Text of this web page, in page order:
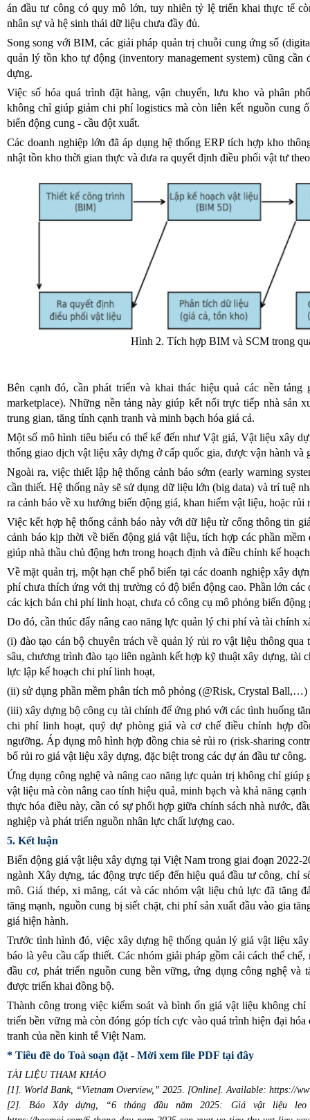
án đầu tư công có quy mô lớn, tuy nhiên tỷ lệ triển khai thực tế
nhân sự và hệ sinh thái dữ liệu chưa đầy đủ.
Song song với BIM, các giải pháp quản trị chuỗi cung ứng số
quản lý tồn kho tự động (inventory management system) cũng
dựng.
Việc số hóa quá trình đặt hàng, vận chuyển, lưu kho và phân
không chỉ giúp giảm chi phí logistics mà còn liên kết nguồn cung
biến động cung - cầu đột xuất.
Các doanh nghiệp lớn đã áp dụng hệ thống ERP tích hợp kho
nhật tồn kho thời gian thực và đưa ra quyết định điều phối vật tư
Hình 2. Tích hợp BIM và SCM trong
Bên cạnh đó, cần phát triển và khai thác hiệu quả các nền
marketplace). Những nền tảng này giúp kết nối trực tiếp nhà sản
trung gian, tăng tính cạnh tranh và minh bạch hóa giá cả.
Một số mô hình tiêu biểu có thể kể đến như Vật giá, Vật liệu xây
thống giao dịch vật liệu xây dựng ở cấp quốc gia, được vận hành và
Ngoài ra, việc thiết lập hệ thống cảnh báo sớm (early warning
cần thiết. Hệ thống này sẽ sử dụng dữ liệu lớn (big data) và trí tuệ
ra cảnh báo về xu hướng biến động giá, khan hiếm vật liệu, hoặc
Việc kết hợp hệ thống cảnh báo này với dữ liệu từ cổng thông tin
cảnh báo kịp thời về biến động giá vật liệu, tích hợp các phần
giúp nhà thầu chủ động hơn trong hoạch định và điều chỉnh kế
Về mặt quản trị, một hạn chế phổ biến tại các doanh nghiệp xây
phí chưa thích ứng với thị trường có độ biến động cao. Phần lớn
các kịch bản chi phí linh hoạt, chưa có công cụ mô phỏng biến
Do đó, cần thúc đẩy nâng cao năng lực quản lý chi phí và tài chính
(i) đào tạo cán bộ chuyên trách về quản lý rủi ro vật liệu thông qua
sâu, chương trình đào tạo liên ngành kết hợp kỹ thuật xây dựng, tài
lực lập kế hoạch chi phí linh hoạt,
(ii) sử dụng phần mềm phân tích mô phỏng (@Risk, Crystal Ball,…)
(iii) xây dựng bộ công cụ tài chính để ứng phó với các tình huống
chi phí linh hoạt, quỹ dự phòng giá và cơ chế điều chỉnh hợp
ngưỡng. Áp dụng mô hình hợp đồng chia sẻ rủi ro (risk-sharing
bổ rủi ro giá vật liệu xây dựng, đặc biệt trong các dự án đầu tư công.
Ứng dụng công nghệ và nâng cao năng lực quản trị không chỉ giúp
vật liệu mà còn nâng cao tính hiệu quả, minh bạch và khả năng
thực hóa điều này, cần có sự phối hợp giữa chính sách nhà nước,
nghiệp và phát triển nguồn nhân lực chất lượng cao.
5. Kết luận
Biến động giá vật liệu xây dựng tại Việt Nam trong giai đoạn 2022-
ngành Xây dựng, tác động trực tiếp đến hiệu quả đầu tư công, chỉ
mô. Giá thép, xi măng, cát và các nhóm vật liệu chủ lực đã tăng
tăng mạnh, nguồn cung bị siết chặt, chi phí sản xuất đầu vào gia
giá hiện hành.
Trước tình hình đó, việc xây dựng hệ thống quản lý giá vật liệu
báo là yêu cầu cấp thiết. Các nhóm giải pháp gồm cải cách thể
đầu cơ, phát triển nguồn cung bền vững, ứng dụng công nghệ và
được triển khai đồng bộ.
Thành công trong việc kiểm soát và bình ổn giá vật liệu không
triển bền vững mà còn đóng góp tích cực vào quá trình hiện đại hóa
tranh của nền kinh tế Việt Nam.
* Tiêu đề do Toà soạn đặt - Mời xem file PDF tại đây
TÀI LIỆU THAM KHẢO
[1]. World Bank, “Vietnam Overview,” 2025. [Online]. Available: https://
[2]. Báo Xây dựng, “6 tháng đầu năm 2025: Giá vật liệu leo